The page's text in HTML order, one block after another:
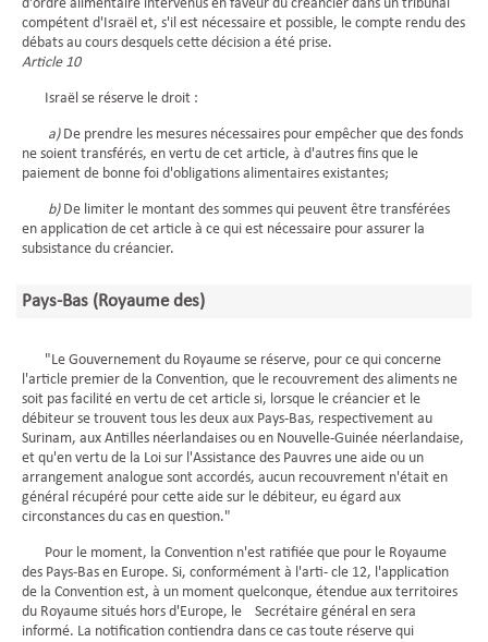
d'ordre alimentaire intervenus en faveur du créancier dans un tribunal
compétent d'Israël et, s'il est nécessaire et possible, le compte rendu des
débats au cours desquels cette décision a été prise.
Article 10
Israël se réserve le droit :
a) De prendre les mesures nécessaires pour empêcher que des fonds
ne soient transférés, en vertu de cet article, à d'autres fins que le
paiement de bonne foi d'obligations alimentaires existantes;
b) De limiter le montant des sommes qui peuvent être transférées
en application de cet article à ce qui est nécessaire pour assurer la
subsistance du créancier.
Pays-Bas (Royaume des)
"Le Gouvernement du Royaume se réserve, pour ce qui concerne
l'article premier de la Convention, que le recouvrement des aliments ne
soit pas facilité en vertu de cet article si, lorsque le créancier et le
débiteur se trouvent tous les deux aux Pays-Bas, respectivement au
Surinam, aux Antilles néerlandaises ou en Nouvelle-Guinée néerlandaise,
et qu'en vertu de la Loi sur l'Assistance des Pauvres une aide ou un
arrangement analogue sont accordés, aucun recouvrement n'était en
général récupéré pour cette aide sur le débiteur, eu égard aux
circonstances du cas en question."
Pour le moment, la Convention n'est ratifiée que pour le Royaume
des Pays-Bas en Europe. Si, conformément à l'arti- cle 12, l'application
de la Convention est, à un moment quelconque, étendue aux territoires
du Royaume situés hors d'Europe, le Secrétaire général en sera
informé. La notification contiendra dans ce cas toute réserve qui